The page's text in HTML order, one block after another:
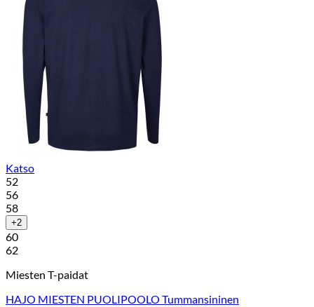
Katso
52
56
58
+2
60
62
Miesten T-paidat
HAJO MIESTEN PUOLIPOOLO Tummansininen